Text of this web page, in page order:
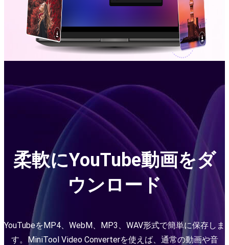
柔軟にYouTube動画をダ
ウンロード
YouTubeをMP4、WebM、MP3、WAV形式で簡単に保存しま
す。MiniTool Video Converterを使えば、通常の動画や音